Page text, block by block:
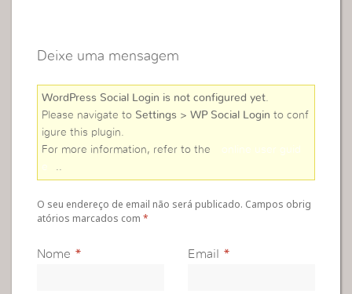
Deixe uma mensagem
WordPress Social Login is not configured yet
Please navigate to Settings > WP Social Login to conf
igure this plugin.
For more information, refer to the
online user guid
e
O seu endereço de email não será publicado. Campos obrig
atórios marcados com*
Nome * Email *